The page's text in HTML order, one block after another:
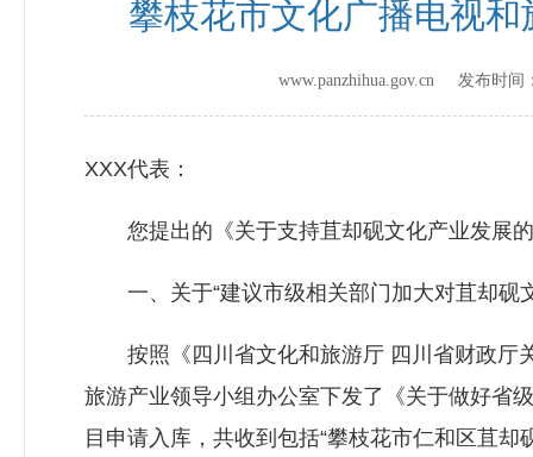
攀枝花市文化广播电视
www.panzhihua.gov.cn 发布时间
XXX代表：
您提出的《关于支持苴却砚文化产业发展的
一、关于“建议市级相关部门加大对苴却砚
按照《四川省文化和旅游厅 四川省财政厅
旅游产业领导小组办公室下发了《关于做好省
目申请入库，共收到包括“攀枝花市仁和区苴